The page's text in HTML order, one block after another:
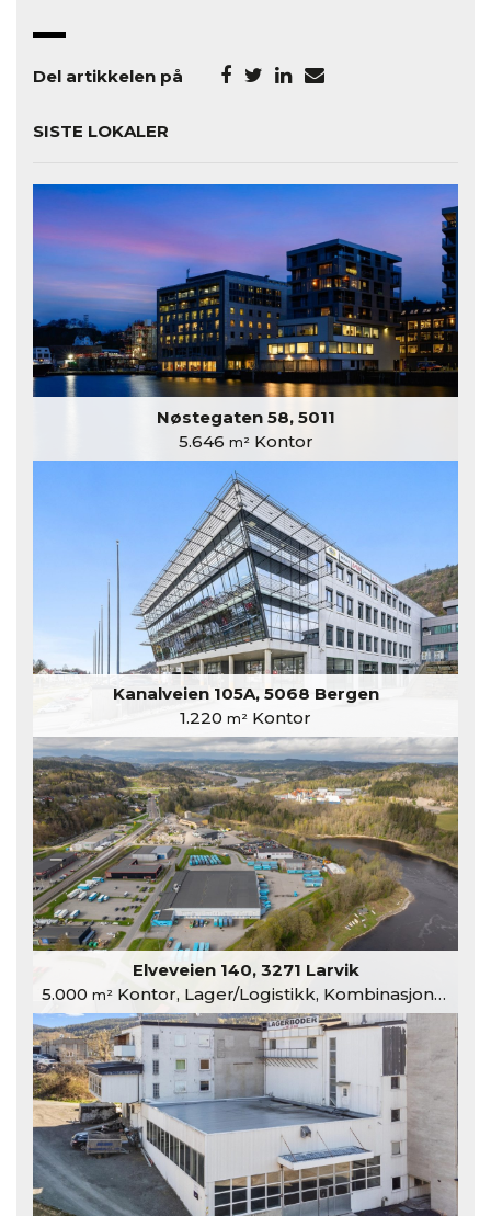
Del artikkelen på
SISTE LOKALER
Nøstegaten 58, 5011
5.646 m²Kontor
Kanalveien 105A, 5068 Bergen
1.220 m² Kontor
Elveveien 140, 3271 Larvik
5.000 m²Kontor, Lager/Logistikk, Kombinasjonslokaler